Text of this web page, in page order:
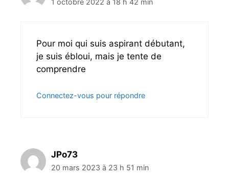
Pour moi qui suis aspirant débutant,
je suis ébloui, mais je tente de
comprendre
Connectez-vous pour répondre
JPo73
20 mars 2023 à 23 h 51 min